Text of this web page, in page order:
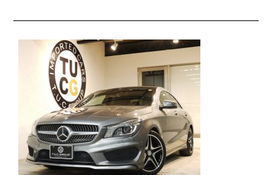
スタッフ紹介 リクルート
お問い合わせ 会社概要
スタッフblog
ホーム T.U.C.GROUP